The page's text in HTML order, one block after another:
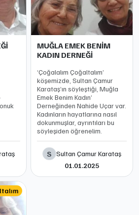
MUĞLA EMEK BENİM
KADIN DERNEĞİ
‘Çoğalalım Çoğaltalım’
köşemizde, Sultan Çamur
Karataş’ın söyleştiği, Muğla
Emek Benim Kadın’
Derneğinden Nahide Uçar var.
Kadınların hayatlarına nasıl
dokunmuşlar, ayrıntıları bu
söyleşiden öğrenelim.
S Sultan Çamur Karataş
01.01.2025